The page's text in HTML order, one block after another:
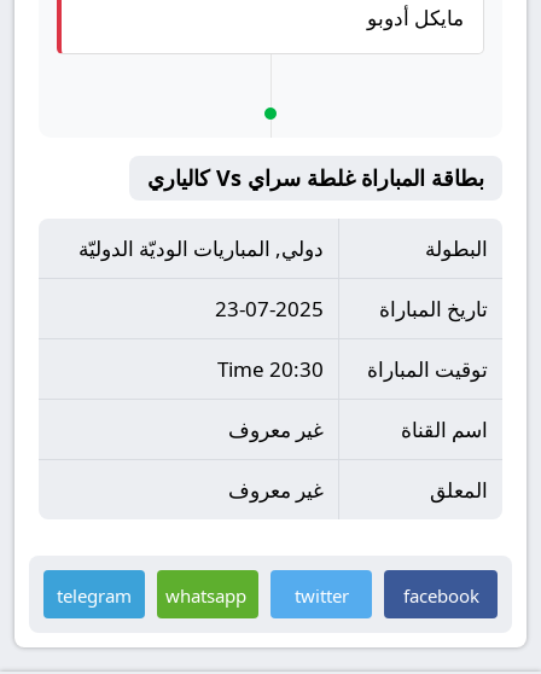
مايكل أدوبو
بطاقة المباراة غلطة سراي Vs كالياري
البطولة دولي, المباريات الوديّة الدوليّة
تاريخ المباراة 23-07-2025
توقيت المباراة 20:30 Time
اسم القناة غير معروف
المعلق غير معروف
facebook
twitter
whatsapp
telegram